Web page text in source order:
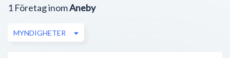
1 Företag inomAneby
MYNDIGHETER